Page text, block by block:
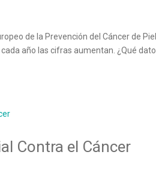
de la Prevención del Cáncer de
año las cifras aumentan. ¿Qué
Contra el Cáncer